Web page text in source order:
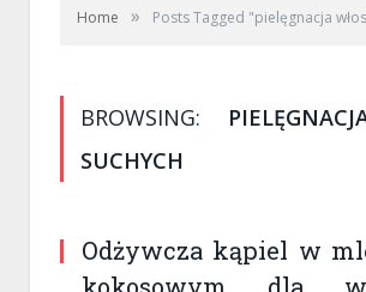
Home » Posts Tagged "pielęgnacja
BROWSING:
SUCHYCH
Odżywcza kąpiel w